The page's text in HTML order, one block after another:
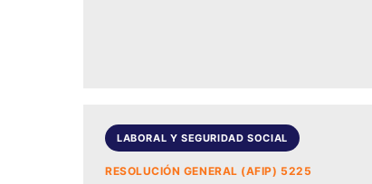
LABORAL Y SEGURIDAD SOCIAL
RESOLUCIÓN GENERAL (AFIP) 5225